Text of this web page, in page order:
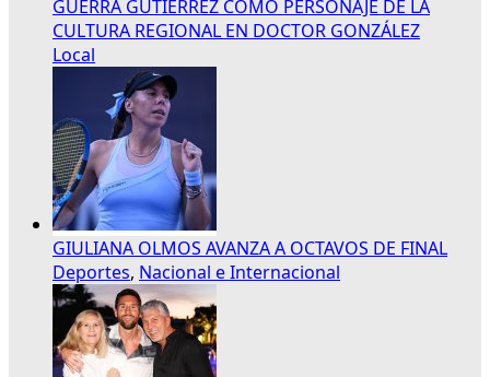
GUERRA GUTIÉRREZ COMO PERSONAJE DE LA
CULTURA REGIONAL EN DOCTOR GONZÁLEZ
Local
GIULIANA OLMOS AVANZA A OCTAVOS DE FINAL
Deportes, Nacional e Internacional